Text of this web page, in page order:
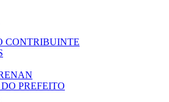
CONTRIBUINTE
PREFEITO